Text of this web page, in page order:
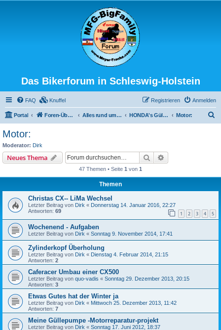
Das Bikerforum in Schleswig-Holstein
FAQ Knuffel Anmelden
Registrieren
Portal Foren-Übersicht Alles rund ums Bike HONDA's Güllepumpe (CX500, was sonst?) Motor:
Motor:
Moderator: Dirk
Neues Thema Suche
47 Themen • Seite 1 von 1
Themen
Christas CX-- LiMa Wechsel
Letzter Beitrag von Dirk « Donnerstag 14. Januar 2016, 22:27
Antworten: 69 1 2 3 4 5
Wochenend - Aufgaben
Letzter Beitrag von Dirk « Sonntag 9. November 2014, 17:41
Zylinderkopf Überholung
Letzter Beitrag von Dirk « Dienstag 4. Februar 2014, 21:15
Antworten: 2
Caferacer Umbau einer CX500
Letzter Beitrag von quo-vadis « Sonntag 29. Dezember 2013, 20:15
Antworten: 3
Etwas Gutes hat der Winter ja
Letzter Beitrag von Dirk « Mittwoch 25. Dezember 2013, 11:42
Antworten: 7
Meine Güllepumpe -Motorreparatur-projekt
Letzter Beitrag von Dirk « Sonntag 17. Juni 2012, 18:37